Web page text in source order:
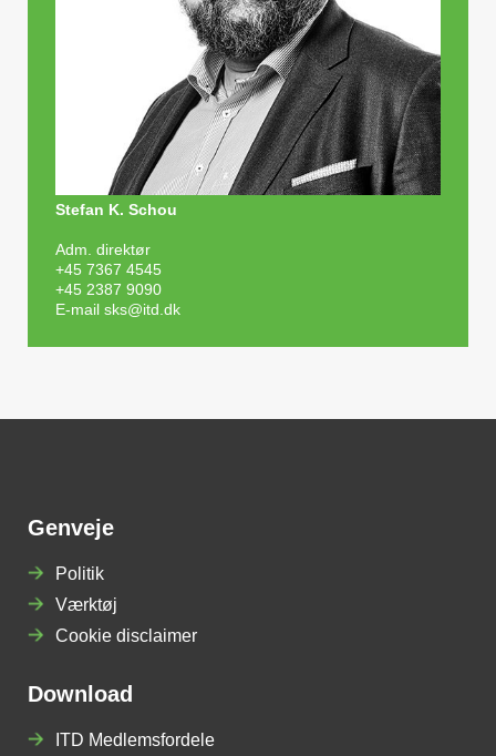
Stefan K. Schou
Adm. direktør
+45 7367 4545
+45 2387 9090
E-mail sks@itd.dk
Genveje
Politik
Værktøj
Cookie disclaimer
Download
ITD Medlemsfordele